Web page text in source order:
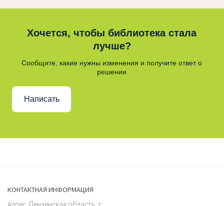
Хочется, чтобы библиотека стала
лучше?
Сообщите, какие нужны изменения и получите ответ о
решении
Написать
КОНТАКТНАЯ ИНФОРМАЦИЯ